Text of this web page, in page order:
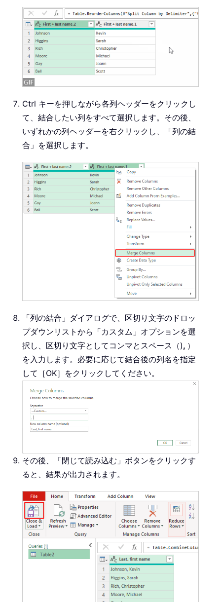
Ctrl キーを押しながら各列ヘッダーをクリックし
て、結合したい列をすべて選択します。その後、
いずれかの列ヘッダーを右クリックし、「列の結
合」を選択します。
「列の結合」ダイアログで、区切り文字のドロッ
プダウンリストから「カスタム」オプションを選
択し、区切り文字としてコンマとスペース（), ）
を入力します。必要に応じて結合後の列名を指定
して［OK］をクリックしてください。
その後、「閉じて読み込む」ボタンをクリックす
ると、結果が出力されます。